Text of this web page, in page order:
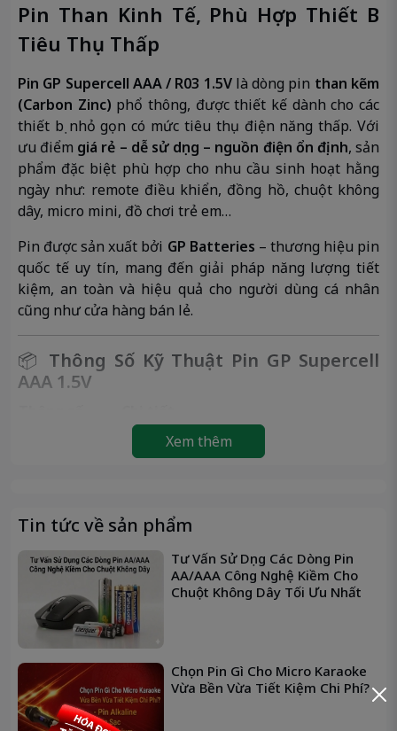
Pin Than Kinh Tế, Phù Hợp Thiết Bị
Tiêu Thụ Thấp
Pin GP Supercell AAA / R03 1.5Vlà dòng pin than kẽm
(Carbon Zinc) phổ thông, được thiết kế dành cho các
thiết bị nhỏ gọn có mức tiêu thụ điện năng thấp. Với
ưu điểm giá rẻ – dễ sử dụng – nguồn điện ổn định, sản
phẩm đặc biệt phù hợp cho nhu cầu sinh hoạt hằng
ngày như: remote điều khiển, đồng hồ, chuột không
dây, micro mini, đồ chơi trẻ em…
Pin được sản xuất bởi GP Batteries – thương hiệu pin
quốc tế uy tín, mang đến giải pháp năng lượng tiết
kiệm, an toàn và hiệu quả cho người dùng cá nhân
cũng như cửa hàng bán lẻ.
📦 Thông Số Kỹ Thuật Pin GP Supercell
AAA 1.5V
GP Batteries
🔸Điện áp
1.5V
🔸Dung lượng
~300 – 500mAh (tùy điều kiện sử
dụng)
Kích thước Đường kính: 10.5mm – Dài 44.5mm
🔸Trọng
lượng
~8g / viên
🔸Quy cách
Hộp 40 viên
🔸Xuất xứ
Trung Quốc
🔸Hạn sử dụng Khoảng 3 năm khi chưa dùng
Xem thêm
Tin tức về sản phẩm
Tư Vấn Sử Dụng Các Dòng Pin
AA/AAA Công Nghệ Kiềm Cho
Chuột Không Dây Tối Ưu Nhất
Chọn Pin Gì Cho Micro Karaoke
Vừa Bền Vừa Tiết Kiệm Chi Phí?